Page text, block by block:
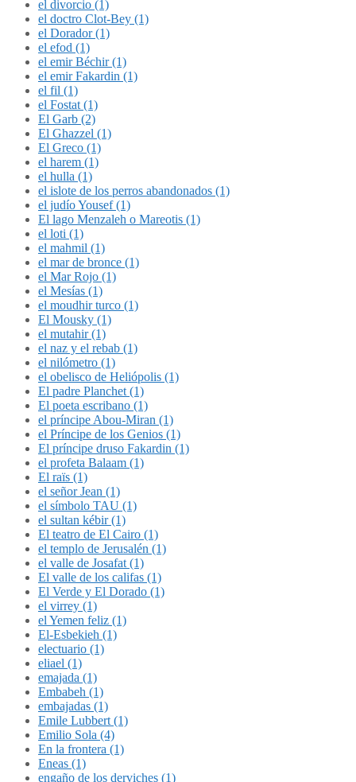
el divorcio (1)
el doctro Clot-Bey (1)
el Dorador (1)
el efod (1)
el emir Béchir (1)
el emir Fakardin (1)
el fil (1)
el Fostat (1)
El Garb (2)
El Ghazzel (1)
El Greco (1)
el harem (1)
el hulla (1)
el islote de los perros abandonados (1)
el judío Yousef (1)
El lago Menzaleh o Mareotis (1)
el loti (1)
el mahmil (1)
el mar de bronce (1)
el Mar Rojo (1)
el Mesías (1)
el moudhir turco (1)
El Mousky (1)
el mutahir (1)
el naz y el rebab (1)
el nilómetro (1)
el obelisco de Heliópolis (1)
El padre Planchet (1)
El poeta escribano (1)
el príncipe Abou-Miran (1)
el Príncipe de los Genios (1)
El príncipe druso Fakardin (1)
el profeta Balaam (1)
El raïs (1)
el señor Jean (1)
el símbolo TAU (1)
el sultan kébir (1)
El teatro de El Cairo (1)
el templo de Jerusalén (1)
el valle de Josafat (1)
El valle de los califas (1)
El Verde y El Dorado (1)
el virrey (1)
el Yemen feliz (1)
El-Esbekieh (1)
electuario (1)
eliael (1)
emajada (1)
Embabeh (1)
embajadas (1)
Emile Lubbert (1)
Emilio Sola (4)
En la frontera (1)
Eneas (1)
engaño de los derviches (1)